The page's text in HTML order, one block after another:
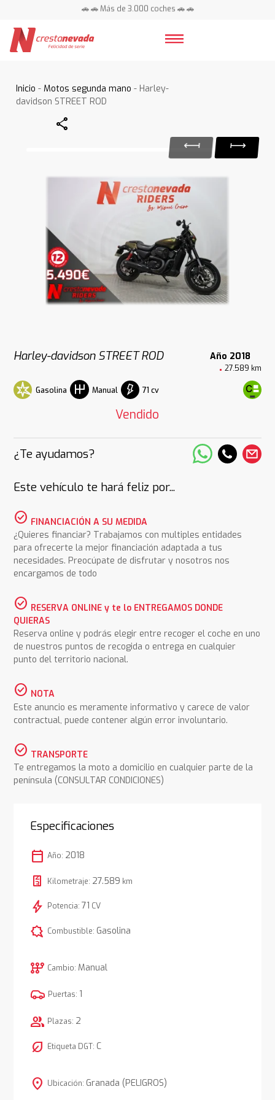
🚗 🚗 Más de 3.000 coches 🚗 🚗
Inicio -Motos segunda mano - Harley-
davidson STREET ROD
Share
Harley-davidson STREET ROD Año 2018
27.589 km
Gasolina Manual 71 cv
Vendido
¿Te ayudamos?
Este vehículo te hará feliz por...
check_circle FINANCIACIÓN A SU MEDIDA
¿Quieres financiar? Trabajamos con multiples entidades
para ofrecerte la mejor financiación adaptada a tus
necesidades. Preocúpate de disfrutar y nosotros nos
encargamos de todo
check_circle RESERVA ONLINE y te lo ENTREGAMOS DONDE
QUIERAS
Reserva online y podrás elegir entre recoger el coche en uno
de nuestros puntos de recogida o entrega en cualquier
punto del territorio nacional.
check_circle NOTA
Este anuncio es meramente informativo y carece de valor
contractual, puede contener algún error involuntario.
check_circle TRANSPORTE
Te entregamos la moto a domicilio en cualquier parte de la
península (CONSULTAR CONDICIONES)
Especificaciones
calendar_today Año: 2018
Kilometraje: 27.589 km
bolt Potencia: 71 CV
comic_bubble Combustible: Gasolina
auto_transmission Cambio: Manual
Puertas: 1
group Plazas: 2
nest_eco_leaf Etiqueta DGT: C
location_on Ubicación: Granada (PELIGROS)